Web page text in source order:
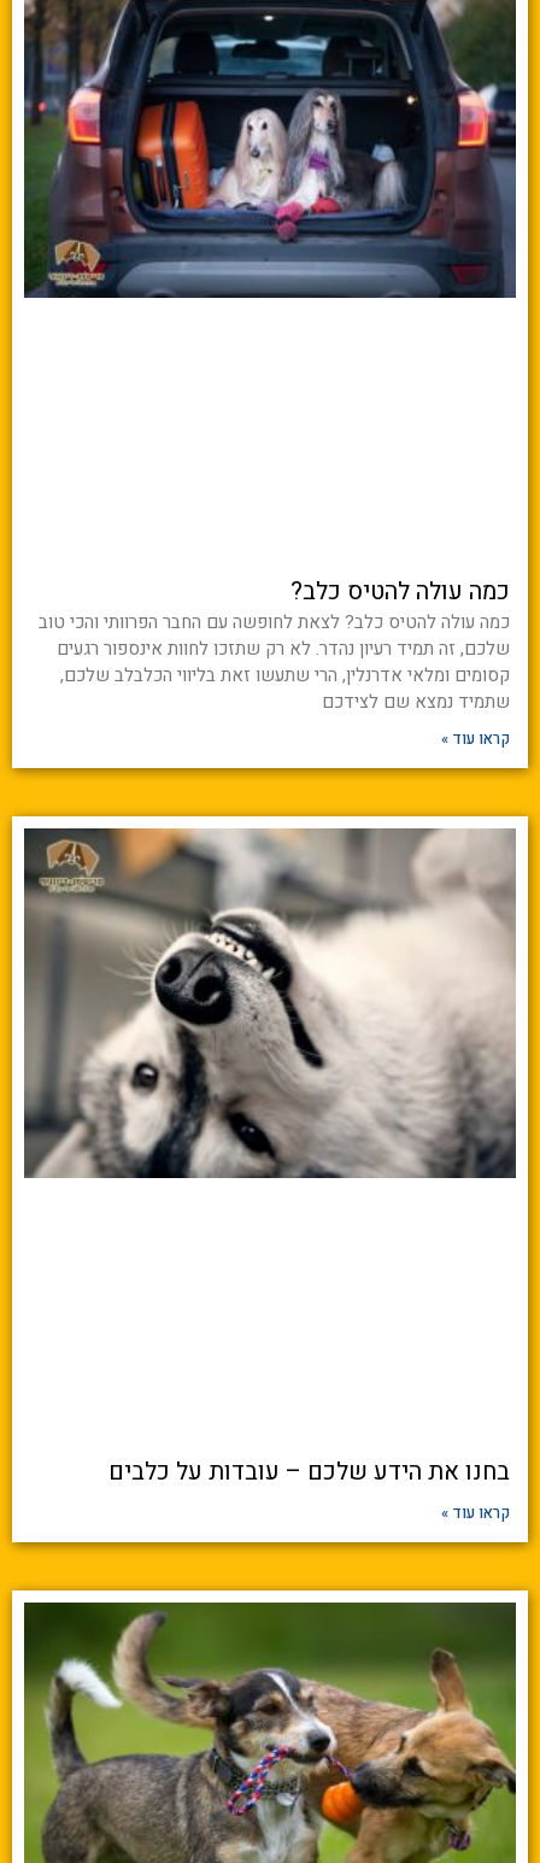
כמה עולה להטיס כלב?
כמה עולה להטיס כלב? לצאת לחופשה עם החבר הפרוותי והכי טוב
שלכם, זה תמיד רעיון נהדר. לא רק שתזכו לחוות אינספור רגעים
קסומים ומלאי אדרנלין, הרי שתעשו זאת בליווי הכלבלב שלכם,
שתמיד נמצא שם לצידכם
קראו עוד »
בחנו את הידע שלכם – עובדות על כלבים
קראו עוד »